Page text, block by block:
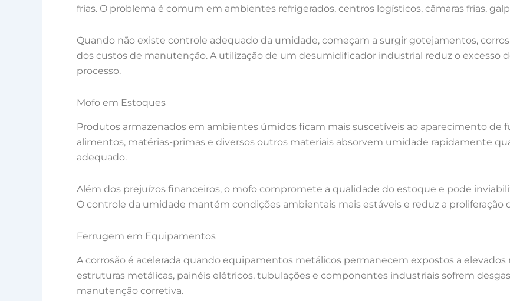
frias. O problema é comum em ambientes refrigerados, centros logísticos, câmaras frias,
Quando não existe controle adequado da umidade, começam a surgir gotejamentos,
dos custos de manutenção. A utilização de um desumidificador industrial reduz o excesso
processo.
Mofo em Estoques
Produtos armazenados em ambientes úmidos ficam mais suscetíveis ao aparecimento de
alimentos, matérias-primas e diversos outros materiais absorvem umidade rapidamente
adequado.
Além dos prejuízos financeiros, o mofo compromete a qualidade do estoque e pode
O controle da umidade mantém condições ambientais mais estáveis e reduz a proliferação
Ferrugem em Equipamentos
A corrosão é acelerada quando equipamentos metálicos permanecem expostos a
estruturas metálicas, painéis elétricos, tubulações e componentes industriais sofrem
manutenção corretiva.